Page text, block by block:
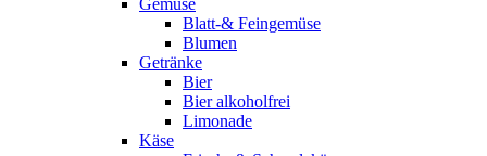
Gemüse
Blatt-& Feingemüse
Blumen
Getränke
Bier
Bier alkoholfrei
Limonade
Käse